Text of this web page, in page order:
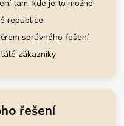
tam, kde je to možné
republice
správného řešení
zákazníky
řešení